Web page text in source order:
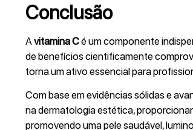
Conclusão
A vitamina Cé um componente
de benefícios cientificamente
torna um ativo essencial para
Com base em evidências sólidas e
na dermatologia estética,
promovendo uma pele saudável,